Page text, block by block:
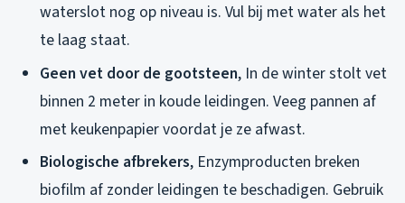
waterslot nog op niveau is. Vul bij met water als het
te laag staat.
Geen vet door de gootsteen, In de winter stolt vet
binnen 2 meter in koude leidingen. Veeg pannen af
met keukenpapier voordat je ze afwast.
Biologische afbrekers, Enzymproducten breken
biofilm af zonder leidingen te beschadigen. Gebruik